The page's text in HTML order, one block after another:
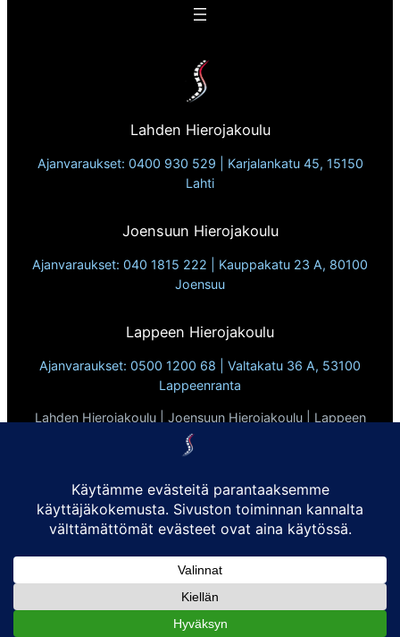
Lahden Hierojakoulu
Ajanvaraukset: 0400 930 529 | Karjalankatu 45, 15150
Lahti
Joensuun Hierojakoulu
Ajanvaraukset: 040 1815 222 | Kauppakatu 23 A, 80100
Joensuu
Lappeen Hierojakoulu
Ajanvaraukset: 0500 1200 68 | Valtakatu 36 A, 53100
Lappeenranta
Lahden Hierojakoulu | Joensuun Hierojakoulu | Lappeen
Hierojakoulu
Vuodesta 2010
Tietosuojaseloste
Evästekäytännöt:
seuraimia. Käytämme ainoastaan evästeitä, jotka ovat
sivuston toimivuuden kannalta välttämättömiä.